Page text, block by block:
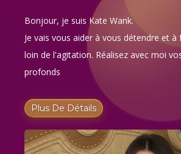
Bonjour, je suis Kate Wank.
Je vais vous aider à vous détendre et à
loin de l'agitation. Réalisez avec moi
profonds
Plus De Détails